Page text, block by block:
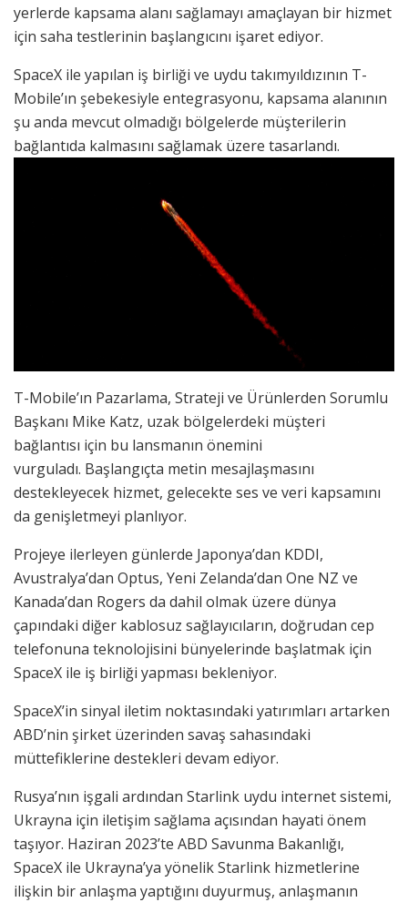
yerlerde kapsama alanı sağlamayı amaçlayan bir hizmet
için saha testlerinin başlangıcını işaret ediyor.
SpaceX ile yapılan iş birliği ve uydu takımyıldızının T-
Mobile’ın şebekesiyle entegrasyonu, kapsama alanının
şu anda mevcut olmadığı bölgelerde müşterilerin
bağlantıda kalmasını sağlamak üzere tasarlandı.
T-Mobile’ın Pazarlama, Strateji ve Ürünlerden Sorumlu
Başkanı Mike Katz, uzak bölgelerdeki müşteri
bağlantısı için bu lansmanın önemini
vurguladı. Başlangıçta metin mesajlaşmasını
destekleyecek hizmet, gelecekte ses ve veri kapsamını
da genişletmeyi planlıyor.
Projeye ilerleyen günlerde Japonya’dan KDDI,
Avustralya’dan Optus, Yeni Zelanda’dan One NZ ve
Kanada’dan Rogers da dahil olmak üzere dünya
çapındaki diğer kablosuz sağlayıcıların, doğrudan cep
telefonuna teknolojisini bünyelerinde başlatmak için
SpaceX ile iş birliği yapması bekleniyor.
SpaceX’in sinyal iletim noktasındaki yatırımları artarken
ABD’nin şirket üzerinden savaş sahasındaki
müttefiklerine destekleri devam ediyor.
Rusya’nın işgali ardından Starlink uydu internet sistemi,
Ukrayna için iletişim sağlama açısından hayati önem
taşıyor. Haziran 2023’te ABD Savunma Bakanlığı,
SpaceX ile Ukrayna’ya yönelik Starlink hizmetlerine
ilişkin bir anlaşma yaptığını duyurmuş, anlaşmanın